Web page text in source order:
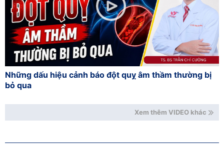
Những dấu hiệu cảnh báo đột quỵ âm thầm thường bị
bỏ qua
Xem thêm VIDEO khác